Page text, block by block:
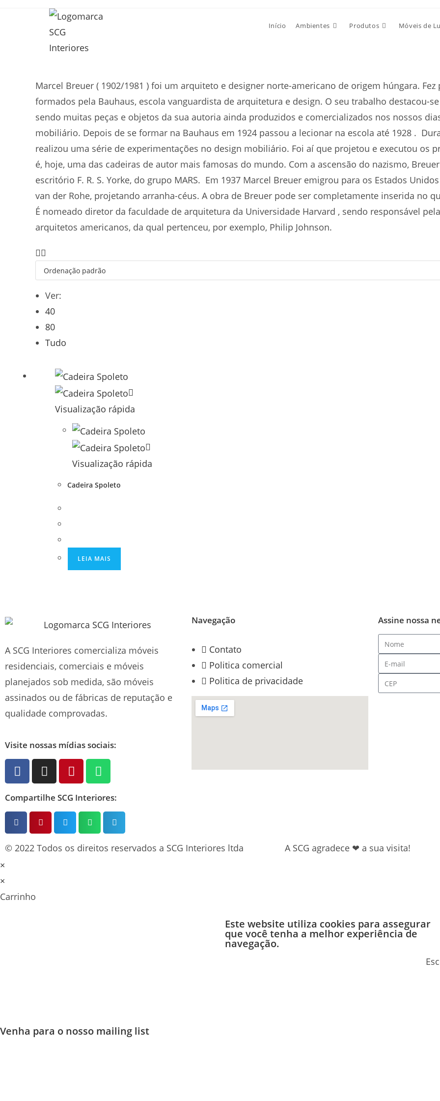
Início Ambientes Produtos Móveis de
Marcel Breuer ( 1902/1981 ) foi um arquiteto e designer norte-americano de origem húngara.
formados pela Bauhaus, escola vanguardista de arquitetura e design. O seu trabalho destacou-
sendo muitas peças e objetos da sua autoria ainda produzidos e comercializados nos nossos
mobiliário. Depois de se formar na Bauhaus em 1924 passou a lecionar na escola até 1928 .
realizou uma série de experimentações no design mobiliário. Foi aí que projetou e executou os
é, hoje, uma das cadeiras de autor mais famosas do mundo. Com a ascensão do nazismo,
escritório F. R. S. Yorke, do grupo MARS. Em 1937 Marcel Breuer emigrou para os Estados
van der Rohe, projetando arranha-céus. A obra de Breuer pode ser completamente inserida no
É nomeado diretor da faculdade de arquitetura da Universidade Harvard , sendo responsável
arquitetos americanos, da qual pertenceu, por exemplo, Philip Johnson.
Ver:
40
80
Tudo
Visualização rápida
Visualização rápida
Cadeira Spoleto
LEIA MAIS
A SCG Interiores comercializa móveis
residenciais, comerciais e móveis
planejados sob medida, são móveis
assinados ou de fábricas de reputação e
qualidade comprovadas.
Visite nossas mídias sociais:
Compartilhe SCG Interiores:
Navegação
Contato
Politica comercial
Politica de privacidade
Assine nossa
© 2022 Todos os direitos reservados a SCG Interiores ltda
A SCG agradece ❤ a sua visita!
×
×
Carrinho
Este website utiliza cookies para assegurar
que você tenha a melhor experiência de
navegação.
Venha para o nosso mailing list